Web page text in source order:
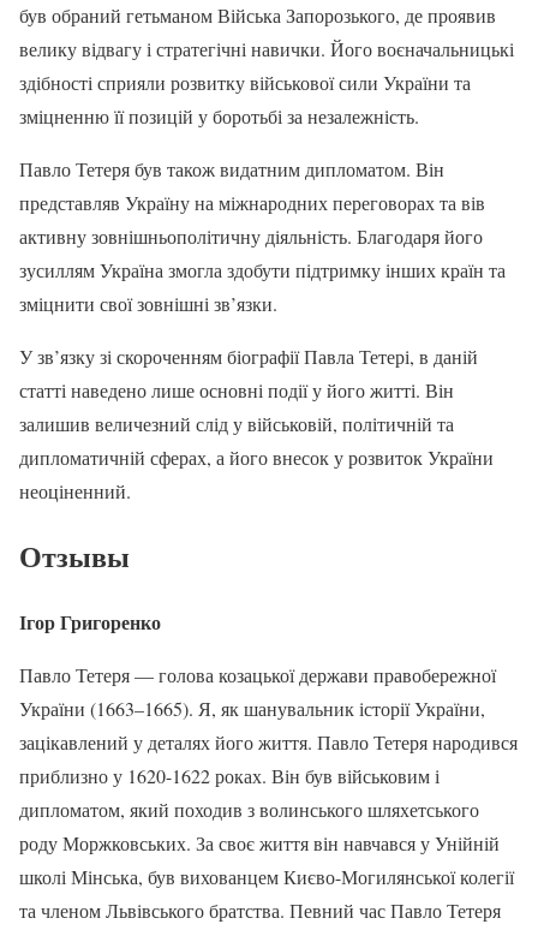
був обраний гетьманом Війська Запорозького, де проявив
велику відвагу і стратегічні навички. Його воєначальницькі
здібності сприяли розвитку військової сили України та
зміцненню її позицій у боротьбі за незалежність.
Павло Тетеря був також видатним дипломатом. Він
представляв Україну на міжнародних переговорах та вів
активну зовнішньополітичну діяльність. Благодаря його
зусиллям Україна змогла здобути підтримку інших країн та
зміцнити свої зовнішні зв’язки.
У зв’язку зі скороченням біографії Павла Тетері, в даній
статті наведено лише основні події у його житті. Він
залишив величезний слід у військовій, політичній та
дипломатичній сферах, а його внесок у розвиток України
неоціненний.
Отзывы
Ігор Григоренко
Павло Тетеря — голова козацької держави правобережної
України (1663–1665). Я, як шанувальник історії України,
зацікавлений у деталях його життя. Павло Тетеря народився
приблизно у 1620-1622 роках. Він був військовим і
дипломатом, який походив з волинського шляхетського
роду Моржковських. За своє життя він навчався у Унійній
школі Мінська, був вихованцем Києво-Могилянської колегії
та членом Львівського братства. Певний час Павло Тетеря